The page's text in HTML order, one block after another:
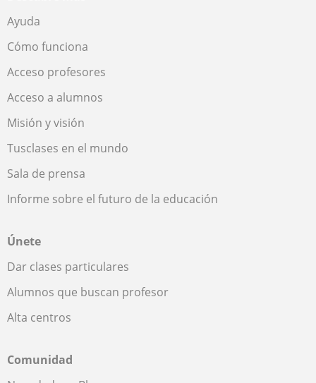
Ayuda
Cómo funciona
Acceso profesores
Acceso a alumnos
Misión y visión
Tusclases en el mundo
Sala de prensa
Informe sobre el futuro de la educación
Únete
Dar clases particulares
Alumnos que buscan profesor
Alta centros
Comunidad